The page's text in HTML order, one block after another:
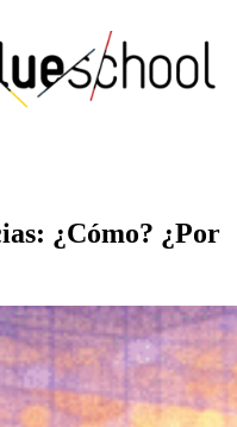
¿Cómo? ¿Por